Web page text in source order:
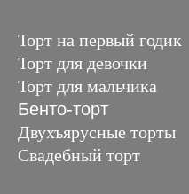
Торт на первый годик
Торт для девочки
Торт для мальчика
Бенто-торт
Двухъярусные торты
Свадебный торт